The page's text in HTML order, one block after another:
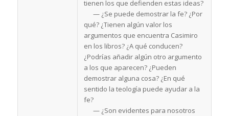
tienen los que defienden estas ideas?
— ¿Se puede demostrar la fe? ¿Por
qué? ¿Tienen algún valor los
argumentos que encuentra Casimiro
en los libros? ¿A qué conducen?
¿Podrías añadir algún otro argumento
a los que aparecen? ¿Pueden
demostrar alguna cosa? ¿En qué
sentido la teología puede ayudar a la
fe?
— ¿Son evidentes para nosotros